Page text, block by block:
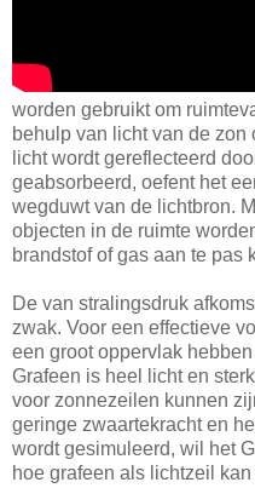
worden gebruikt om
behulp van licht van de zon
licht wordt gereflecteerd
geabsorbeerd, oefent het
wegduwt van de lichtbron.
objecten in de ruimte
brandstof of gas aan te pas
De van stralingsdruk
zwak. Voor een effectieve
een groot oppervlak
Grafeen is heel licht en
voor zonnezeilen kunnen
geringe zwaartekracht en
wordt gesimuleerd, wil het
hoe grafeen als lichtzeil